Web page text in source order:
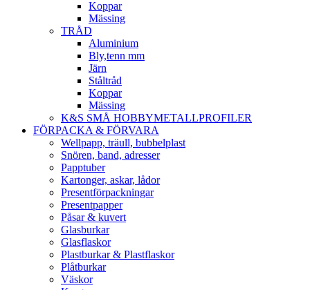
Koppar
Mässing
TRÅD
Aluminium
Bly,tenn mm
Järn
Ståltråd
Koppar
Mässing
K&S SMÅ HOBBYMETALLPROFILER
FÖRPACKA & FÖRVARA
Wellpapp, träull, bubbelplast
Snören, band, adresser
Papptuber
Kartonger, askar, lådor
Presentförpackningar
Presentpapper
Påsar & kuvert
Glasburkar
Glasflaskor
Plastburkar & Plastflaskor
Plåtburkar
Väskor